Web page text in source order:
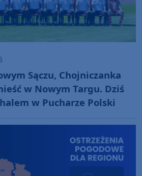
Sączu, Chojniczanka
w Nowym Targu. Dziś
w Pucharze Polski